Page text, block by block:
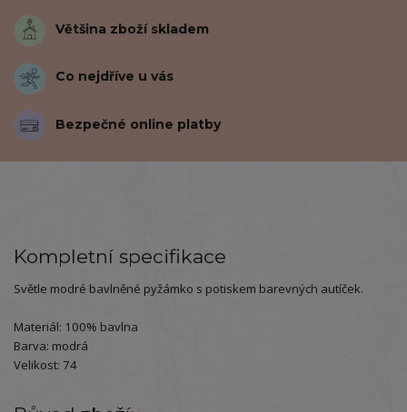
Většina zboží skladem
Co nejdříve u vás
Bezpečné online platby
Kompletní specifikace
Světle modré bavlněné pyžámko s potiskem barevných autíček.
Materiál: 100% bavlna
Barva: modrá
Velikost: 74